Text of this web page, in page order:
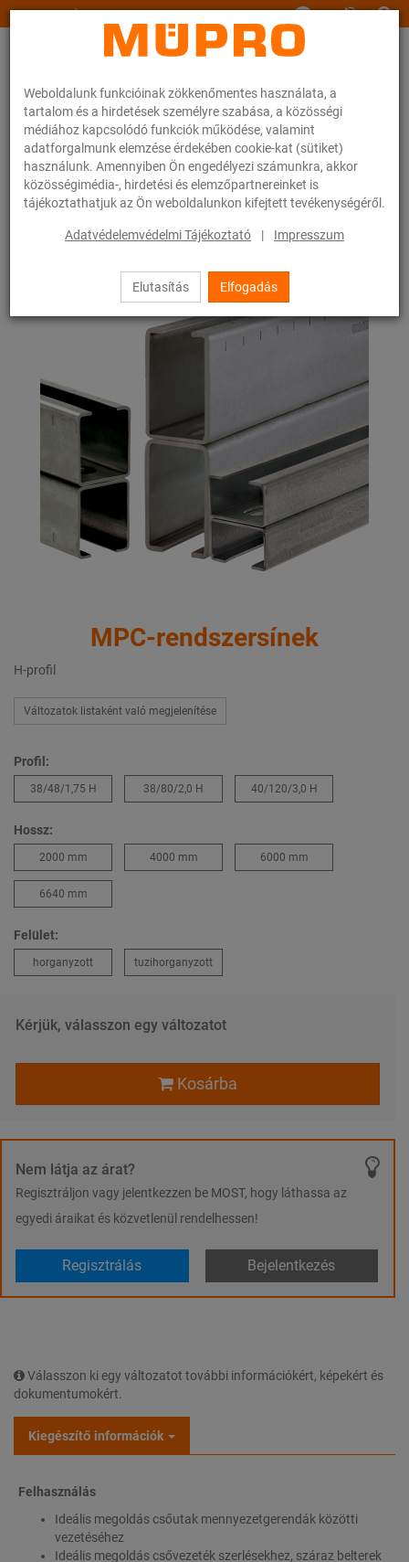
Weboldalunk funkcióinak zökkenőmentes használata, a
tartalom és a hirdetések személyre szabása, a közösségi
médiához kapcsolódó funkciók működése, valamint
adatforgalmunk elemzése érdekében cookie-kat (sütiket)
használunk. Amennyiben Ön engedélyezi számunkra, akkor
közösségimédia-, hirdetési és elemzőpartnereinket is
tájékoztathatjuk az Ön weboldalunkon kifejtett tevékenységéről.
Adatvédelemvédelmi Tájékoztató | Impresszum
Elutasítás Elfogadás
www.muepro.hu
Webáruhàz Rögzítéstechnika Szerelősínek MPC-rendszersínek
2 / 133
MPC-rendszersínek
H-profil
Változatok listaként való megjelenítése
Profil:
38/48/1,75 H 38/80/2,0 H 40/120/3,0 H
Hossz:
2000 mm 4000 mm 6000 mm
6640 mm
Felület:
horganyzott tuzihorganyzott
Kérjük, válasszon egy változatot
Kosárba
Nem látja az árat?
Regisztráljon vagy jelentkezzen be MOST, hogy láthassa az
egyedi áraikat és közvetlenül rendelhessen!
Regisztrálás Bejelentkezés
Válasszon ki egy változatot további információkért, képekért és
dokumentumokért.
Kiegészítő információk
Felhasználás
Ideális megoldás csőutak mennyezetgerendák közötti
vezetéséhez
Ideális megoldás csővezeték szerlésekhez, száraz belterek